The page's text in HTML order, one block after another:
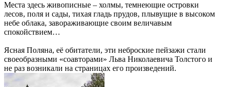
Места здесь живописные – холмы, темнеющие островки
лесов, поля и сады, тихая гладь прудов, плывущие в высоком
небе облака, завораживающие своим величавым
спокойствием…
Ясная Поляна, её обитатели, эти неброские пейзажи стали
своеобразными «соавторами» Льва Николаевича Толстого и
не раз возникали на страницах его произведений.